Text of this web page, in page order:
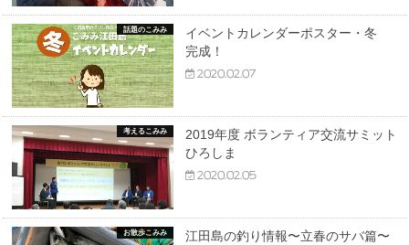
話題のこみみ
イベントカレンダーポスター・冬
完成！
2020.02.07
考えるこみみ
2019年度 ボランティア交流サミット
ひろしま
2020.02.05
お散歩こみみ
江田島の釣り情報〜立春のサバ篇〜